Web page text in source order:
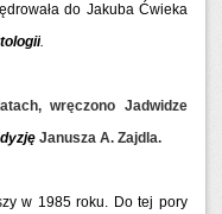
do Jakuba Ćwieka
.
wręczono Jadwidze
Janusza A. Zajdla.
w 1985 roku. Do tej pory